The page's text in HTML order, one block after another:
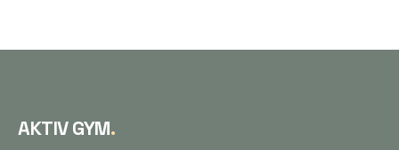
AKTIV GYM.